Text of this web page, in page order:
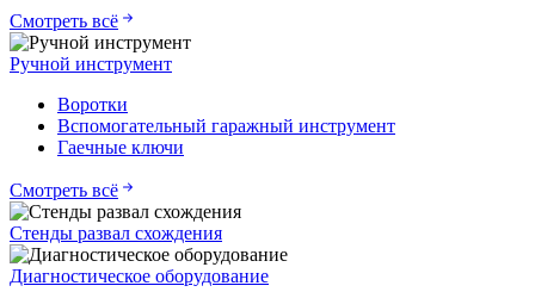
Смотреть всё
Ручной инструмент
Воротки
Вспомогательный гаражный инструмент
Гаечные ключи
Смотреть всё
Стенды развал схождения
Диагностическое оборудование